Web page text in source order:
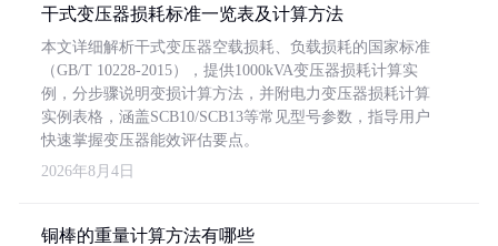
干式变压器损耗标准一览表及计算方法
本文详细解析干式变压器空载损耗、负载损耗的国家标准
（GB/T 10228-2015），提供1000kVA变压器损耗计算实
例，分步骤说明变损计算方法，并附电力变压器损耗计算
实例表格，涵盖SCB10/SCB13等常见型号参数，指导用户
快速掌握变压器能效评估要点。
2026年8月4日
铜棒的重量计算方法有哪些